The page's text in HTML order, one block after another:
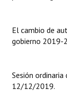
Digesto
DOCUMENTOS
El cambio de
gobierno 2019-
Sesión
12/12/2019.